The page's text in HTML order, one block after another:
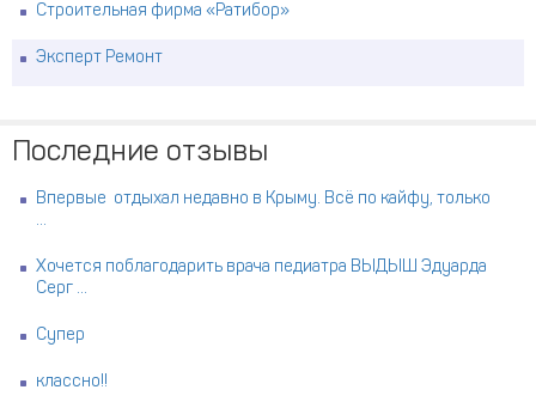
Строительная фирма «Ратибор»
Эксперт Ремонт
Последние отзывы
Впервые отдыхал недавно в Крыму. Всё по кайфу, только
...
Хочется поблагодарить врача педиатра ВЫДЫШ Эдуарда
Серг ...
Супер
классно!!